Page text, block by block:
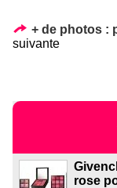
+ de photos :
suivante
rose